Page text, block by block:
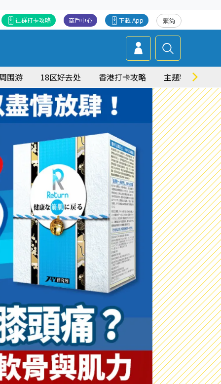
繁简
下載 App
商戶中心
社群打卡攻略
围游 18区好去处 香港打卡攻略 主题特集